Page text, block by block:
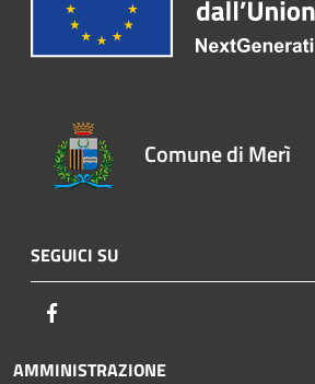
Comune di Merì
SEGUICI SU
AMMINISTRAZIONE